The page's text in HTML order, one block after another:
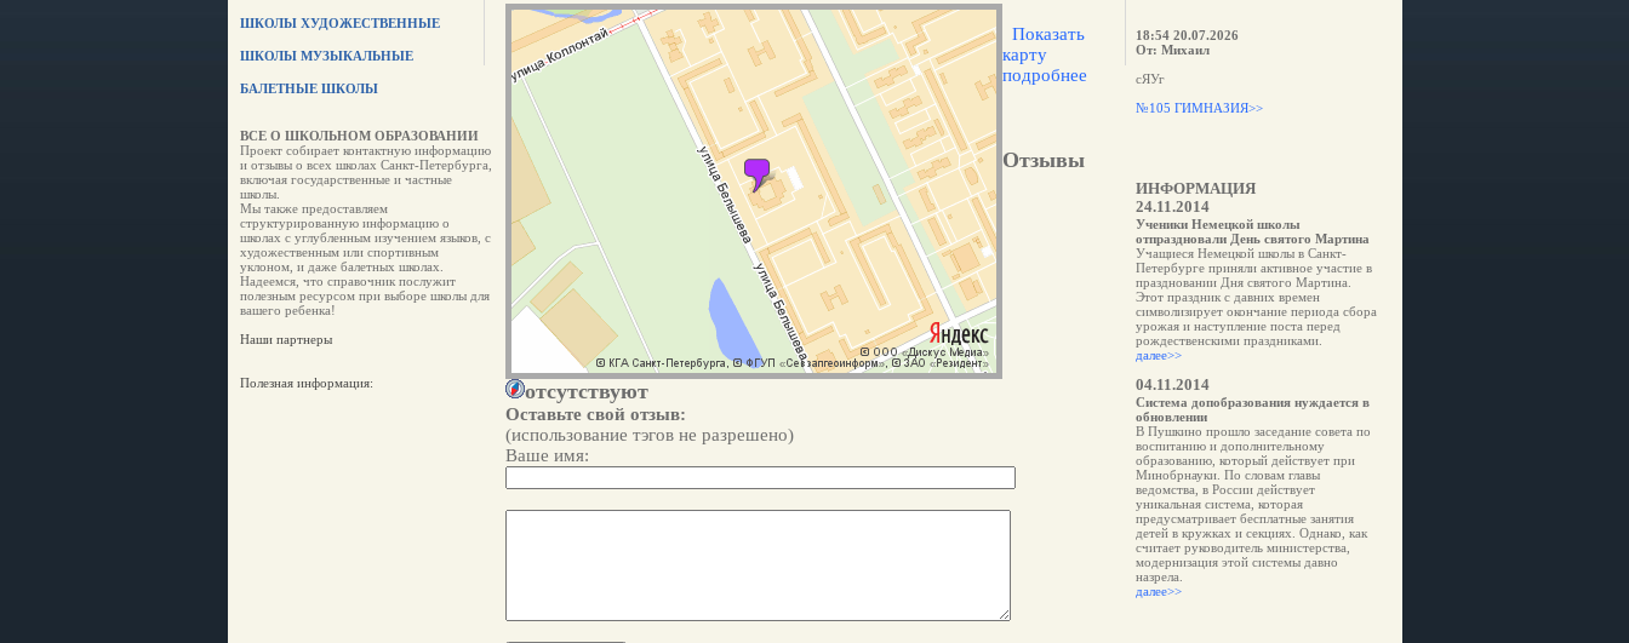
ШКОЛЫ ХУДОЖЕСТВЕННЫЕ
ШКОЛЫ МУЗЫКАЛЬНЫЕ
БАЛЕТНЫЕ ШКОЛЫ
ВСЕ О ШКОЛЬНОМ ОБРАЗОВАНИИ
Проект собирает контактную информацию
и отзывы о всех школах Санкт-Петербурга,
включая государственные и частные
школы.
Мы также предоставляем
структурированную информацию о
школах с углубленным изучением языков, с
художественным или спортивным
уклоном, и даже балетных школах.
Надеемся, что справочник послужит
полезным ресурсом при выборе школы для
вашего ребенка!
Наши партнеры
Полезная информация:
Показать
карту
подробнее
Отзывы
отсутствуют
Оставьте свой отзыв:
(использование тэгов не разрешено)
Ваше имя:
18:54 20.07.2026
От: Михаил
сЯУг
№105 ГИМНАЗИЯ>>
ИНФОРМАЦИЯ
24.11.2014
Ученики Немецкой школы
отпраздновали День святого Мартина
Учащиеся Немецкой школы в Санкт-
Петербурге приняли активное участие в
праздновании Дня святого Мартина.
Этот праздник с давних времен
символизирует окончание периода сбора
урожая и наступление поста перед
рождественскими праздниками.
далее>>
04.11.2014
Система допобразования нуждается в
обновлении
В Пушкино прошло заседание совета по
воспитанию и дополнительному
образованию, который действует при
Минобрнауки. По словам главы
ведомства, в России действует
уникальная система, которая
предусматривает бесплатные занятия
детей в кружках и секциях. Однако, как
считает руководитель министерства,
модернизация этой системы давно
назрела.
далее>>